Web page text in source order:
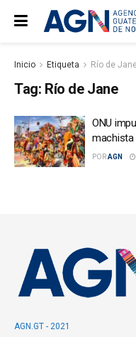
Inicio Etiqueta Río de
Tag: Río de Jane
ONU
machista
PORAGN
AGN.GT - 2021